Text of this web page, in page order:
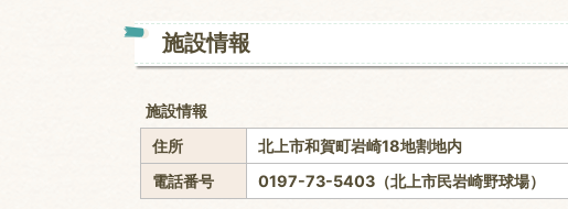
施設情報
施設情報
住所
北上市和賀町岩崎18地割地内
電話番号
0197-73-5403（北上市民岩崎野球場）